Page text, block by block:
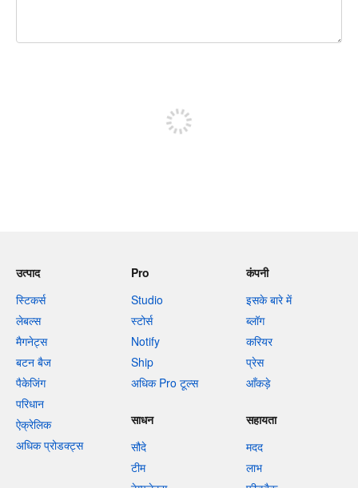
उत्पाद
स्टिकर्स
लेबल्स
मैगनेट्स
बटन बैज
पैकेजिंग
परिधान
ऐक्रेलिक
अधिक प्रोडक्ट्स
Pro
Studio
स्टोर्स
Notify
Ship
अधिक Pro टूल्स
कंपनी
इसके बारे में
ब्लॉग
करियर
प्रेस
आँकड़े
साधन
सौदे
टीम
सहायता
मदद
लाभ